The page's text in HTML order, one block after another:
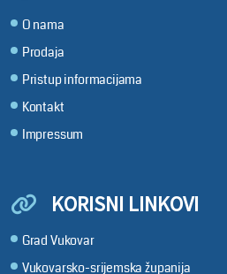
O nama
Prodaja
Pristup informacijama
Kontakt
Impressum
KORISNI LINKOVI
Grad Vukovar
Vukovarsko-srijemska županija